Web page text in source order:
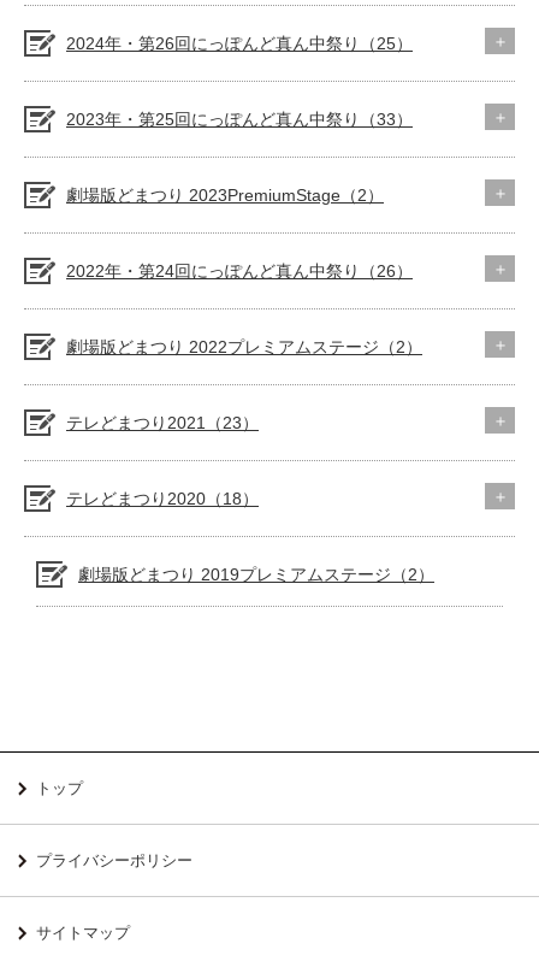
2024年・第26回にっぽんど真ん中祭り（25）
2023年・第25回にっぽんど真ん中祭り（33）
劇場版どまつり 2023PremiumStage（2）
2022年・第24回にっぽんど真ん中祭り（26）
劇場版どまつり 2022プレミアムステージ（2）
テレどまつり2021（23）
テレどまつり2020（18）
劇場版どまつり 2019プレミアムステージ（2）
トップ
プライバシーポリシー
サイトマップ